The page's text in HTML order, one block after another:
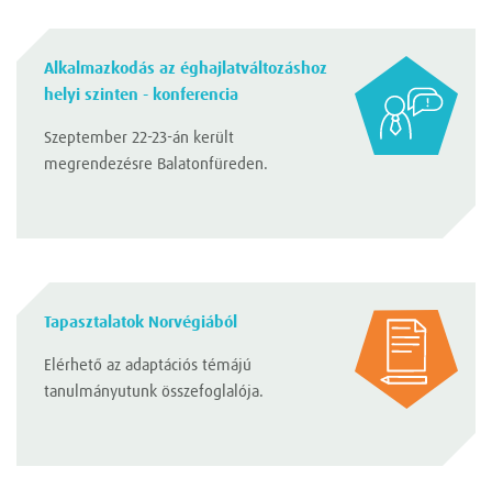
Alkalmazkodás az éghajlatváltozáshoz
helyi szinten - konferencia
Szeptember 22-23-án került
megrendezésre Balatonfüreden.
Tapasztalatok Norvégiából
Elérhető az adaptációs témájú
tanulmányutunk összefoglalója.